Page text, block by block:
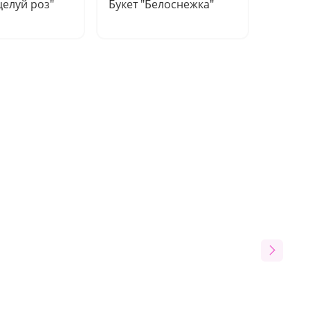
роз" Букет "Белоснежка"